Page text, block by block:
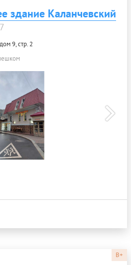
здание Каланчевский
9, стр. 2
B+